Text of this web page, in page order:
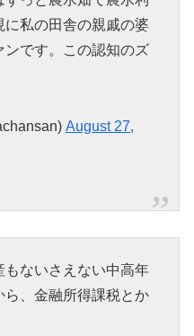
私の田舎の親戚の婆
ンです。この認知のズ
August 27,
ないさえない中高年
、金融所得課税とか